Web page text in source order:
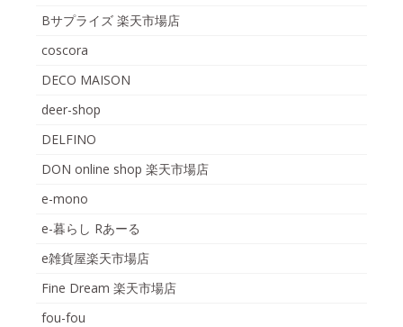
Bサプライズ 楽天市場店
coscora
DECO MAISON
deer-shop
DELFINO
DON online shop 楽天市場店
e-mono
e-暮らし Rあーる
e雑貨屋楽天市場店
Fine Dream 楽天市場店
fou-fou